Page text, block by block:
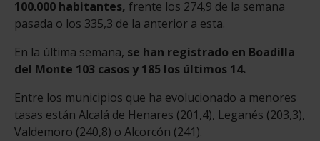
100.000 habitantes, frente los 274,9 de la semana
pasada o los 335,3 de la anterior a esta.
En la última semana, se han registrado en Boadilla
del Monte 103 casos y 185 los últimos 14.
Entre los municipios que ha evolucionado a menores
tasas están Alcalá de Henares (201,4), Leganés (203,3),
Valdemoro (240,8) o Alcorcón (241).